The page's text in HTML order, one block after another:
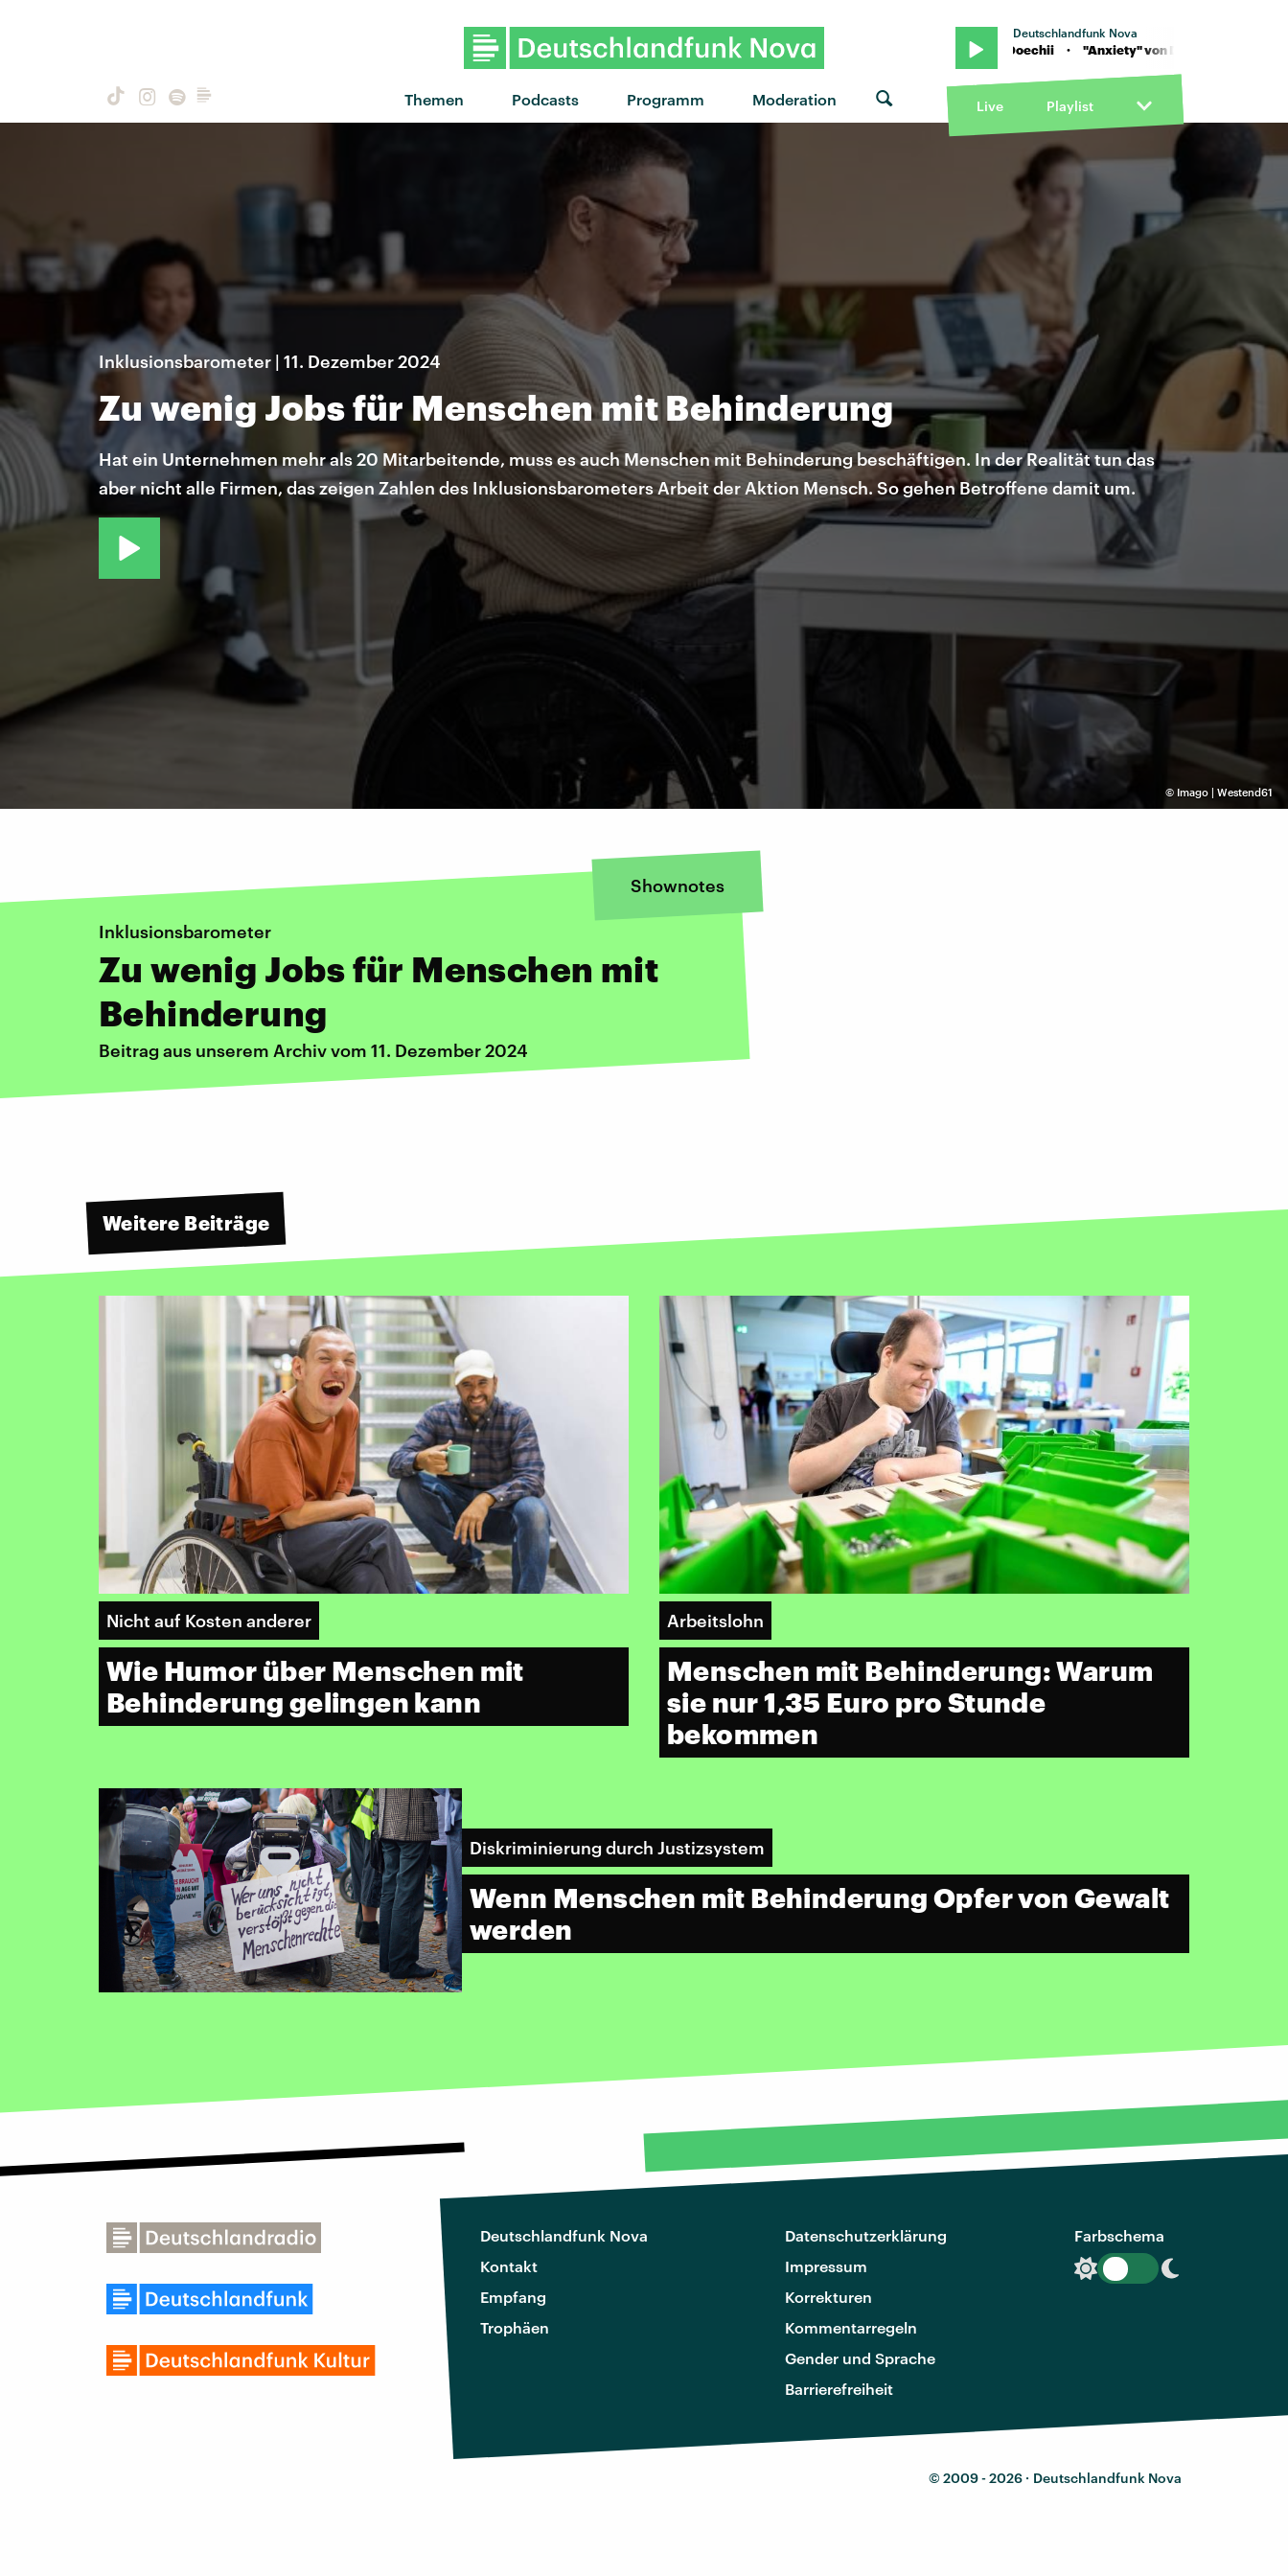
Themen Podcasts Programm Moderation
Deutschlandfunk Nova
"Anxiety" von Doechii · "Anxiety" von Doechii · "Anxiety" von Doechii
Live Playlist
© Imago | Westend61
Inklusionsbarometer | 11. Dezember 2024
Zu wenig Jobs für Menschen mit Behinderung
Hat ein Unternehmen mehr als 20 Mitarbeitende, muss es auch Menschen mit Behinderung beschäftigen. In der Realität tun das
aber nicht alle Firmen, das zeigen Zahlen des Inklusionsbarometers Arbeit der Aktion Mensch. So gehen Betroffene damit um.
Shownotes
Inklusionsbarometer
Zu wenig Jobs für Menschen mit
Behinderung
Beitrag aus unserem Archiv vom 11. Dezember 2024
Weitere Beiträge
Nicht auf Kosten anderer
Wie Humor über Menschen mit
Behinderung gelingen kann
Arbeitslohn
Menschen mit Behinderung: Warum
sie nur 1,35 Euro pro Stunde
bekommen
Diskriminierung durch Justizsystem
Wenn Menschen mit Behinderung Opfer von Gewalt
werden
Deutschlandfunk Nova
Kontakt
Empfang
Trophäen
Datenschutzerklärung
Impressum
Korrekturen
Kommentarregeln
Gender und Sprache
Barrierefreiheit
Farbschema
© 2009 - 2026 · Deutschlandfunk Nova